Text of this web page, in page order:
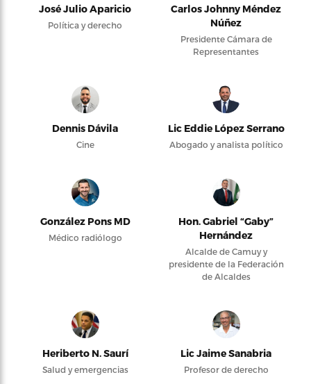
José Julio Aparicio
Política y derecho
Carlos Johnny Méndez
Núñez
Presidente Cámara de
Representantes
Dennis Dávila
Cine
Lic Eddie López Serrano
Abogado y analista político
González Pons MD
Médico radiólogo
Hon. Gabriel “Gaby”
Hernández
Alcalde de Camuy y
presidente de la Federación
de Alcaldes
Heriberto N. Saurí
Salud y emergencias
Lic Jaime Sanabria
Profesor de derecho